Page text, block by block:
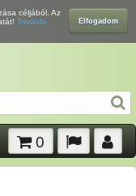
Elfogadom
céljából. Az
További
0